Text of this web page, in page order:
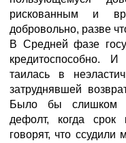
рискованным и
добровольно, разве
В Средней фазе
кредитоспособно.
таилась в
затруднявшей
Было бы слишком
дефолт, когда
говорят, что ссудили